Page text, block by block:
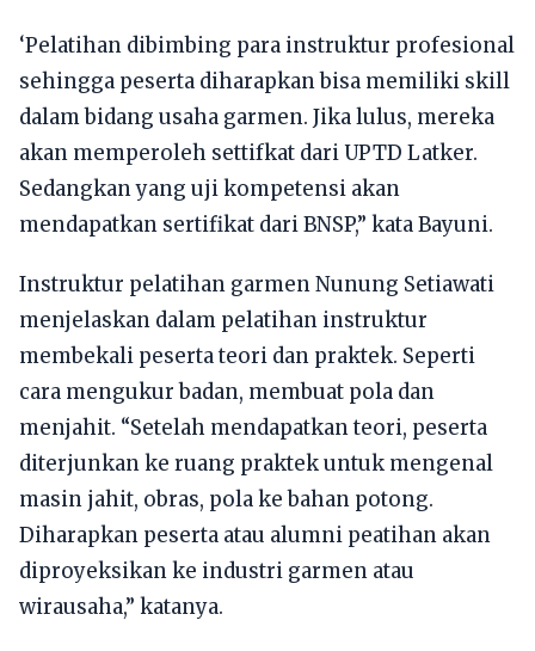
‘Pelatihan dibimbing para instruktur profesional
sehingga peserta diharapkan bisa memiliki skill
dalam bidang usaha garmen. Jika lulus, mereka
akan memperoleh settifkat dari UPTD Latker.
Sedangkan yang uji kompetensi akan
mendapatkan sertifikat dari BNSP,” kata Bayuni.
Instruktur pelatihan garmen Nunung Setiawati
menjelaskan dalam pelatihan instruktur
membekali peserta teori dan praktek. Seperti
cara mengukur badan, membuat pola dan
menjahit. “Setelah mendapatkan teori, peserta
diterjunkan ke ruang praktek untuk mengenal
masin jahit, obras, pola ke bahan potong.
Diharapkan peserta atau alumni peatihan akan
diproyeksikan ke industri garmen atau
wirausaha,” katanya.